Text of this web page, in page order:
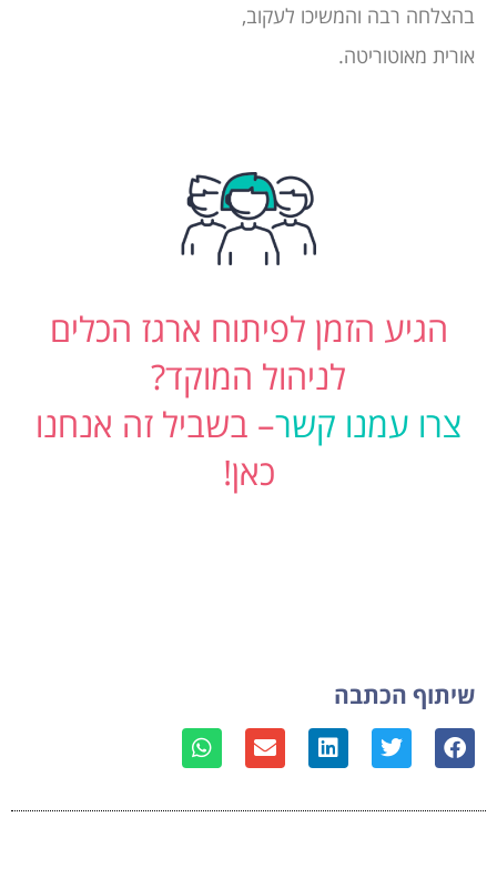
בהצלחה רבה והמשיכו לעקוב,
אורית מאוטוריטה.
הגיע הזמן לפיתוח ארגז הכלים
לניהול המוקד?
צרו עמנו קשר– בשביל זה אנחנו
כאן!
שיתוף הכתבה